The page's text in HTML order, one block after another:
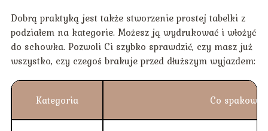
Dobrą praktyką jest także stworzenie prostej tabelki z
podziałem na kategorie. Możesz ją wydrukować i włożyć
do schowka. Pozwoli Ci szybko sprawdzić, czy masz już
wszystko, czy czegoś brakuje przed dłuższym wyjazdem:
Kategoria Co spakować